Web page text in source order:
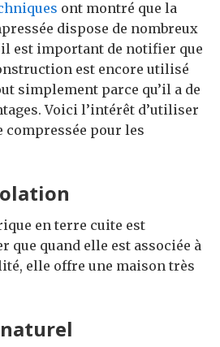
ont montré que la
dispose de nombreux
il est important de notifier que
est encore utilisé
simplement parce qu’il a de
Voici l’intérêt d’utiliser
compressée pour les
en terre cuite est
que quand elle est associée à
elle offre une maison très